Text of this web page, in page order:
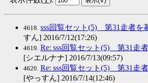
4618. sss回覧セット(5) 第31走者を
すん] 2016/7/12(17:26)
4619. Re: sss回覧セット(5) 第31走
[シエルナナ] 2016/7/13(09:57)
4620. Re: sss回覧セット(5) 第31走
[やっすん] 2016/7/14(12:46)